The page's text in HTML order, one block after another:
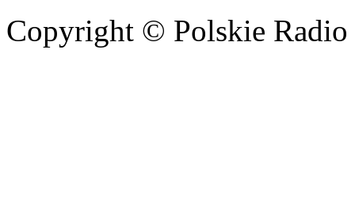
Copyright © Polskie